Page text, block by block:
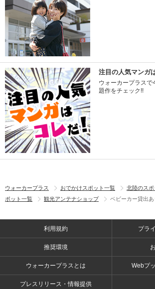
注目の人気マンガ
ウォーカープラス
題作をチェック!!
ウォーカープラス おでかけスポット一覧 北陸のス
ポット一覧
観光アンテナショップ ベビーカー貸出あ
利用規約 プラ
推奨環境
ウォーカープラスとは Webプ
プレスリリース・情報提供